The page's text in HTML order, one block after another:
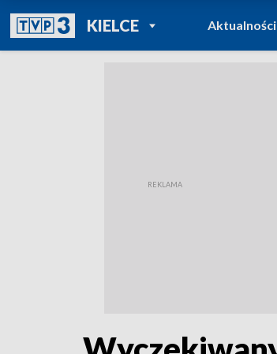
KIELCEPOWRÓT DO
TVP REGIONY
Aktualności